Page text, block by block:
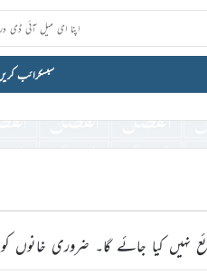
کیا جائے گا۔ ضروری خانوں کو